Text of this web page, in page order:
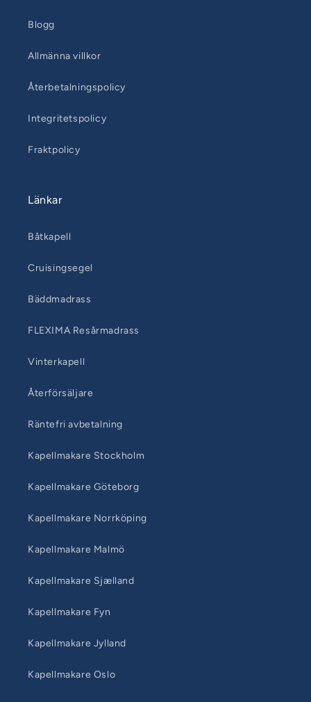
Blogg
Allmänna villkor
Återbetalningspolicy
Integritetspolicy
Fraktpolicy
Länkar
Båtkapell
Cruisingsegel
Bäddmadrass
FLEXIMA Resårmadrass
Vinterkapell
Återförsäljare
Räntefri avbetalning
Kapellmakare Stockholm
Kapellmakare Göteborg
Kapellmakare Norrköping
Kapellmakare Malmö
Kapellmakare Sjælland
Kapellmakare Fyn
Kapellmakare Jylland
Kapellmakare Oslo